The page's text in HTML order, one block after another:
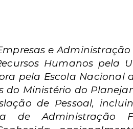
e
Humanos
pela Escola Nacional
do Ministério do
de Pessoal,
de Administração